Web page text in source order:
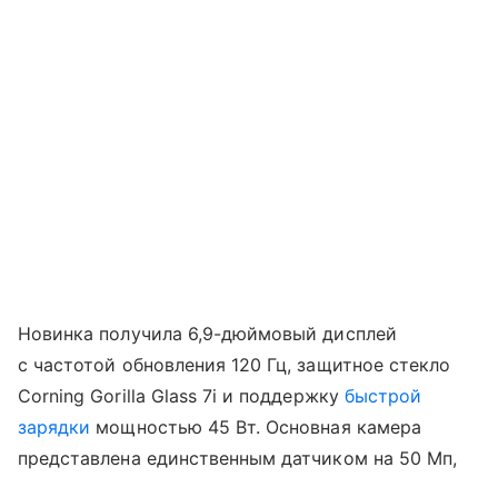
Новинка получила 6,9-дюймовый дисплей
с частотой обновления 120 Гц, защитное стекло
Corning Gorilla Glass 7i и поддержку быстрой
зарядки мощностью 45 Вт. Основная камера
представлена единственным датчиком на 50 Мп,